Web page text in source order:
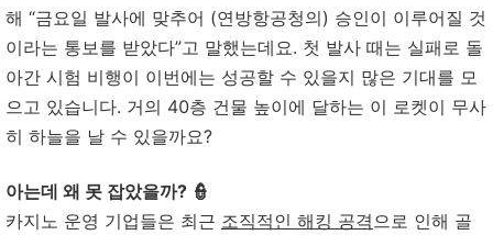
해 “금요일 발사에 맞추어 (연방항공청의) 승인이 이루어질 것
이라는 통보를 받았다”고 말했는데요. 첫 발사 때는 실패로 돌
아간 시험 비행이 이번에는 성공할 수 있을지 많은 기대를 모
으고 있습니다. 거의 40층 건물 높이에 달하는 이 로켓이 무사
히 하늘을 날 수 있을까요?
아는데 왜 못 잡았을까? 👮
카지노 운영 기업들은 최근 조직적인 해킹 공격으로 인해 골